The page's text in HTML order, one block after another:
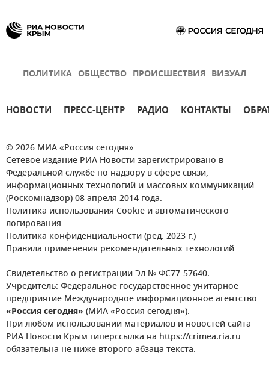
ПОЛИТИКА ОБЩЕСТВО ПРОИСШЕСТВИЯ ВИЗУАЛ
НОВОСТИ ПРЕСС-ЦЕНТР РАДИО КОНТАКТЫ
© 2026 МИА «Россия сегодня»
Сетевое издание РИА Новости зарегистрировано в
Федеральной службе по надзору в сфере связи,
информационных технологий и массовых коммуникаций
(Роскомнадзор) 08 апреля 2014 года.
Политика использования Cookie и автоматического
логирования
Политика конфиденциальности (ред. 2023 г.)
Правила применения рекомендательных технологий
Свидетельство о регистрации Эл № ФС77-57640.
Учредитель: Федеральное государственное унитарное
предприятие Международное информационное агентство
«Россия сегодня» (МИА «Россия сегодня»).
При любом использовании материалов и новостей сайта
РИА Новости Крым гиперссылка на https://crimea.ria.ru
обязательна не ниже второго абзаца текста.